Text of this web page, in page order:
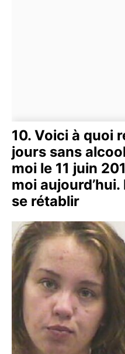
10. Voici à quoi
jours sans
moi le 11 juin
moi
se rétablir